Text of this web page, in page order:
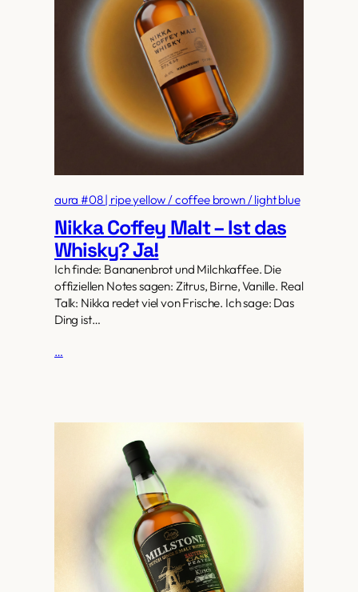
aura #08 | ripe yellow / coffee brown / light blue
Nikka Coffey Malt – Ist das
Whisky? Ja!
Ich finde: Bananenbrot und Milchkaffee. Die
offiziellen Notes sagen: Zitrus, Birne, Vanille. Real
Talk: Nikka redet viel von Frische. Ich sage: Das
Ding ist…
…